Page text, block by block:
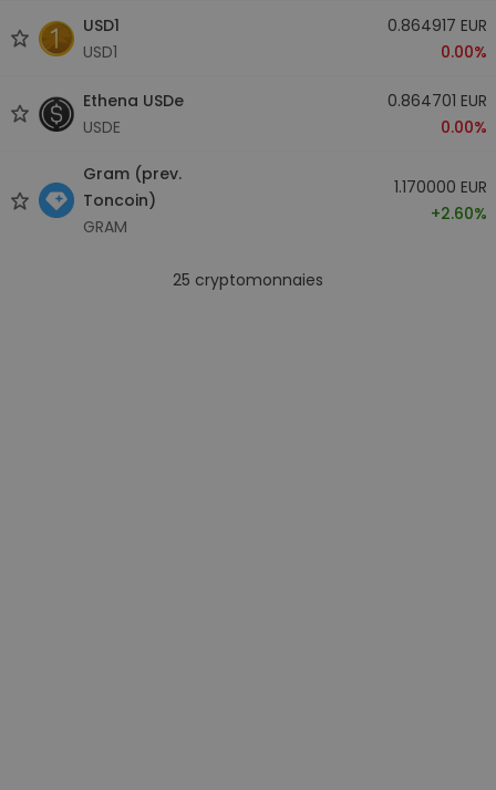
USD1
USD1
0.864917 EUR
0.00%
Ethena USDe
USDE
0.864701 EUR
0.00%
Gram (prev.
Toncoin)
GRAM
1.170000 EUR
+2.60%
25 cryptomonnaies